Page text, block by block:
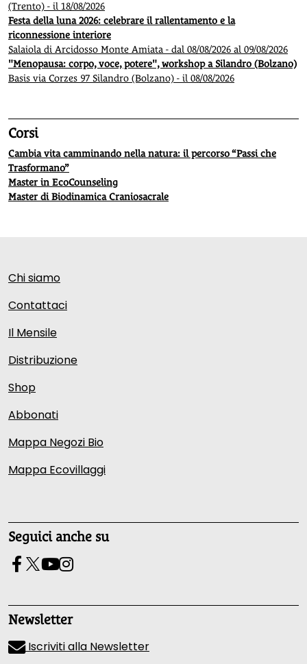
(Trento) - il 18/08/2026
Festa della luna 2026: celebrare il rallentamento e la
riconnessione interiore
Salaiola di Arcidosso Monte Amiata - dal 08/08/2026 al 09/08/2026
"Menopausa: corpo, voce, potere", workshop a Silandro (Bolzano)
Basis via Corzes 97 Silandro (Bolzano) - il 08/08/2026
Corsi
Cambia vita camminando nella natura: il percorso “Passi che
Trasformano”
Master in EcoCounseling
Master di Biodinamica Craniosacrale
Chi siamo
Contattaci
Il Mensile
Distribuzione
Shop
Abbonati
Mappa Negozi Bio
Mappa Ecovillaggi
Seguici anche su
Newsletter
Iscriviti alla Newsletter